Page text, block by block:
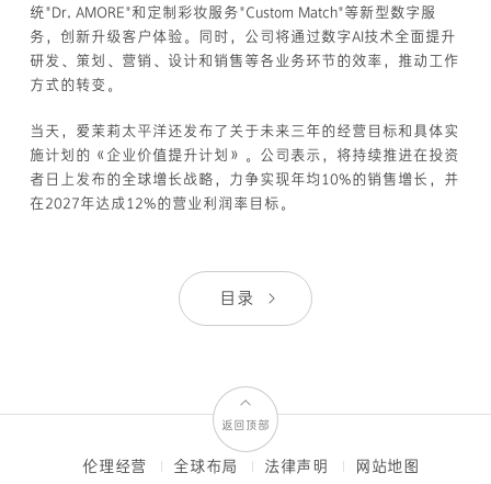
统"Dr. AMORE"和定制彩妆服务"Custom Match"等新型数字服
务，创新升级客户体验。同时，公司将通过数字AI技术全面提升
研发、策划、营销、设计和销售等各业务环节的效率，推动工作
方式的转变。
当天，爱茉莉太平洋还发布了关于未来三年的经营目标和具体实
施计划的《企业价值提升计划》。公司表示，将持续推进在投资
者日上发布的全球增长战略，力争实现年均10%的销售增长，并
在2027年达成12%的营业利润率目标。
目录
返回顶部
FOOTER伦理经营 全球布局 法律声明 网站地图